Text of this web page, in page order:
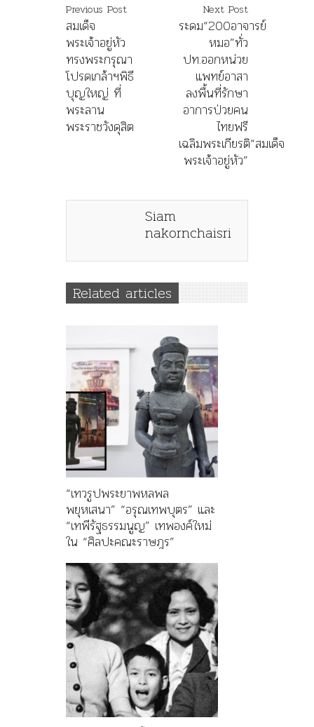
Previous Post
สมเด็จ
พระเจ้าอยู่หัว
ทรงพระกรุณา
โปรดเกล้าฯพิธี
บุญใหญ่ ที่
พระลาน
พระราชวังดุสิต
Next Post
ระดม“200อาจารย์
หมอ”ทั่ว
ปท.ออกหน่วย
แพทย์อาสา
ลงพื้นที่รักษา
อาการป่วยคน
ไทยฟรี
เฉลิมพระเกียรติ“สมเด็จ
พระเจ้าอยู่หัว”
Siam
nakornchaisri
Related articles
“เทวรูปพระยาพหลพล
พยุหเสนา” “อรุณเทพบุตร” และ
“เทพีรัฐธรรมนูญ” เทพองค์ใหม่
ใน “ศิลปะคณะราษฎร”